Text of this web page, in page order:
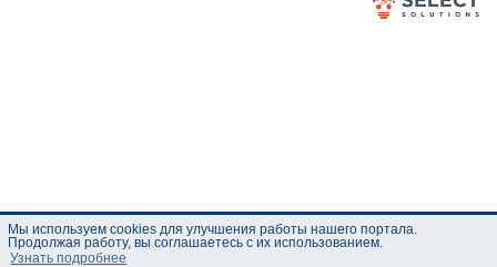
Мы используем cookies для улучшения работы нашего портала.
Продолжая работу, вы соглашаетесь с их использованием.
Узнать подробнее